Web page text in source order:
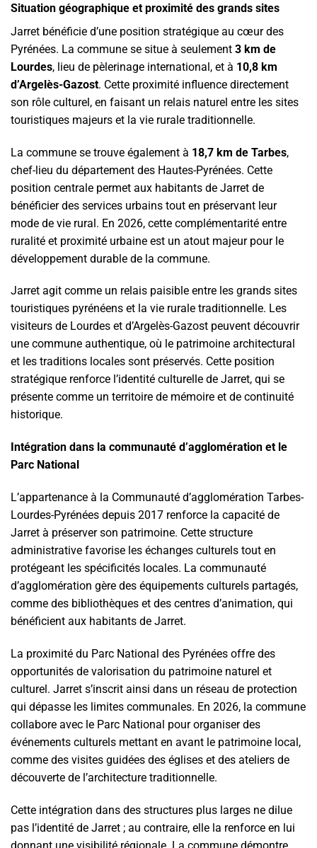
Situation géographique et proximité des grands sites
Jarret bénéficie d’une position stratégique au cœur des
Pyrénées. La commune se situe à seulement 3 km de
Lourdes, lieu de pèlerinage international, et à 10,8 km
d’Argelès-Gazost. Cette proximité influence directement
son rôle culturel, en faisant un relais naturel entre les sites
touristiques majeurs et la vie rurale traditionnelle.
La commune se trouve également à 18,7 km de Tarbes,
chef-lieu du département des Hautes-Pyrénées. Cette
position centrale permet aux habitants de Jarret de
bénéficier des services urbains tout en préservant leur
mode de vie rural. En 2026, cette complémentarité entre
ruralité et proximité urbaine est un atout majeur pour le
développement durable de la commune.
Jarret agit comme un relais paisible entre les grands sites
touristiques pyrénéens et la vie rurale traditionnelle. Les
visiteurs de Lourdes et d’Argelès-Gazost peuvent découvrir
une commune authentique, où le patrimoine architectural
et les traditions locales sont préservés. Cette position
stratégique renforce l’identité culturelle de Jarret, qui se
présente comme un territoire de mémoire et de continuité
historique.
Intégration dans la communauté d’agglomération et le
Parc National
L’appartenance à la Communauté d’agglomération Tarbes-
Lourdes-Pyrénées depuis 2017 renforce la capacité de
Jarret à préserver son patrimoine. Cette structure
administrative favorise les échanges culturels tout en
protégeant les spécificités locales. La communauté
d’agglomération gère des équipements culturels partagés,
comme des bibliothèques et des centres d’animation, qui
bénéficient aux habitants de Jarret.
La proximité du Parc National des Pyrénées offre des
opportunités de valorisation du patrimoine naturel et
culturel. Jarret s’inscrit ainsi dans un réseau de protection
qui dépasse les limites communales. En 2026, la commune
collabore avec le Parc National pour organiser des
événements culturels mettant en avant le patrimoine local,
comme des visites guidées des églises et des ateliers de
découverte de l’architecture traditionnelle.
Cette intégration dans des structures plus larges ne dilue
pas l’identité de Jarret ; au contraire, elle la renforce en lui
donnant une visibilité régionale. La commune démontre